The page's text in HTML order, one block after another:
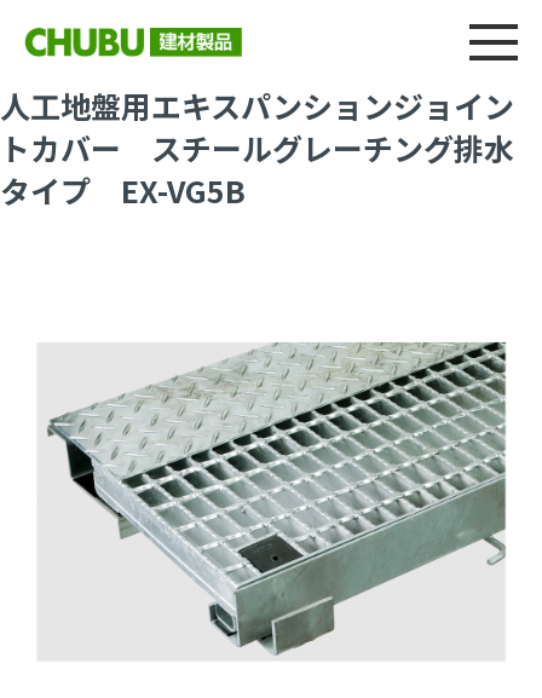
総合
人工地盤用エキスパンションジョイン
トカバー スチールグレーチング排水
タイプ EX-VG5B